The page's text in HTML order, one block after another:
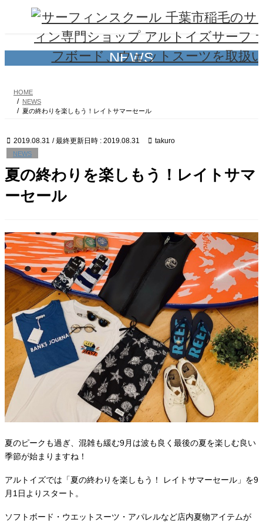
ツ
シ
NEWS
HOME
NEWS
夏の終わりを楽しもう！レイトサマーセール
2019.08.31 / 最終更新日時 : 2019.08.31 takuro
NEWS
夏の終わりを楽しもう！レイトサマ
ーセール
夏のピークも過ぎ、混雑も緩む9月は波も良く最後の夏を楽しむ良い
季節が始まりますね！
アルトイズでは「夏の終わりを楽しもう！ レイトサマーセール」を9
月1日よりスタート。
ソフトボード・ウエットスーツ・アパレルなど店内夏物アイテムが